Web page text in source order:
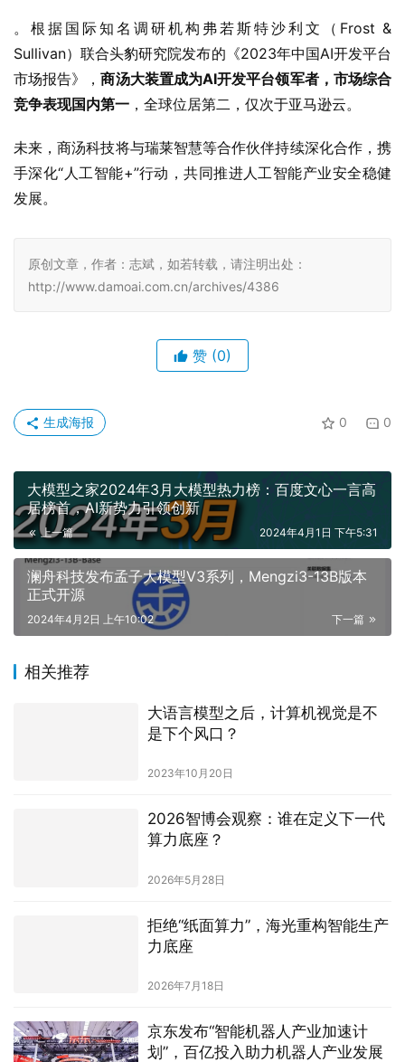
。根据国际知名调研机构弗若斯特沙利文（Frost &
Sullivan）联合头豹研究院发布的《2023年中国AI开发平台
市场报告》，商汤大装置成为AI开发平台领军者，市场综合
竞争表现国内第一 ，全球位居第二，仅次于亚马逊云。
未来，商汤科技将与瑞莱智慧等合作伙伴持续深化合作，携
手深化“人工智能+”行动，共同推进人工智能产业安全稳健
发展。
原创文章，作者：志斌，如若转载，请注明出处：
http://www.damoai.com.cn/archives/4386
赞 (0)
0 0
生成海报
大模型之家2024年3月大模型热力榜：百度文心一言高
居榜首，AI新势力引领创新
上一篇 2024年4月1日 下午5:31
澜舟科技发布孟子大模型V3系列，Mengzi3-13B版本
正式开源
下一篇
2024年4月2日 上午10:02
相关推荐
大语言模型之后，计算机视觉是不
是下个风口？
2023年10月20日
2026智博会观察：谁在定义下一代
算力底座？
2026年5月28日
拒绝“纸面算力”，海光重构智能生产
力底座
2026年7月18日
京东发布“智能机器人产业加速计
划”，百亿投入助力机器人产业发展